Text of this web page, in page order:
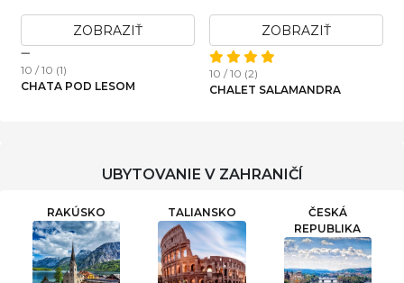
ZOBRAZIŤ
10 / 10 (1)
CHATA POD LESOM
ZOBRAZIŤ
10 / 10 (2)
CHALET SALAMANDRA
UBYTOVANIE V ZAHRANIČÍ
RAKÚSKO TALIANSKO
ČESKÁ
REPUBLIKA